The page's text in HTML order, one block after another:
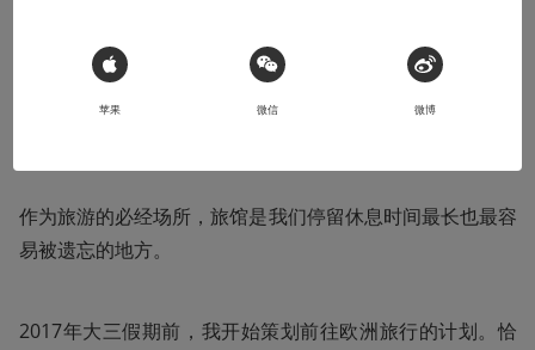
本文系用户投稿，不代表机核网观点
收听本文
作为旅游的必经场所，旅馆是我们停留休息时间最长也最容
易被遗忘的地方。
2017年大三假期前，我开始策划前往欧洲旅行的计划。恰
 Sign in with Apple
苹果 微信 微博